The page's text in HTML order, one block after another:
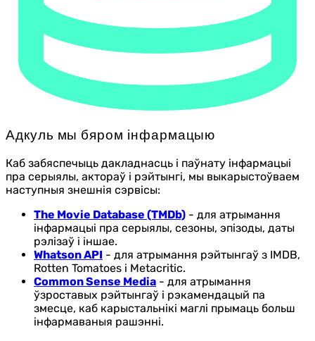
Адкуль мы бяром інфармацыю
Каб забяспечыць дакладнасць і паўнату інфармацыі
пра серыялы, актораў і рэйтынгі, мы выкарыстоўваем
наступныя знешнія сэрвісы:
The Movie Database (TMDb) - для атрымання
інфармацыі пра серыялы, сезоны, эпізоды, даты
рэлізаў і іншае.
Whatson API - для атрымання рэйтынгаў з IMDB,
Rotten Tomatoes і Metacritic.
Common Sense Media - для атрымання
ўзроставых рэйтынгаў і рэкамендацый па
змесце, каб карыстальнікі маглі прымаць больш
інфармаваныя рашэнні.